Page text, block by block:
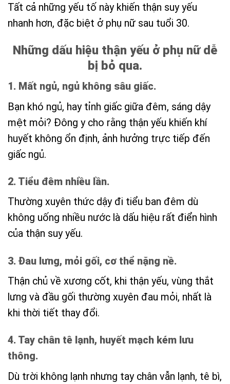
Tất cả những yếu tố này khiến thận suy yếu
nhanh hơn, đặc biệt ở phụ nữ sau tuổi 30.
Những dấu hiệu thận yếu ở phụ nữ dễ
bị bỏ qua.
1. Mất ngủ, ngủ không sâu giấc.
Bạn khó ngủ, hay tỉnh giấc giữa đêm, sáng dậy
mệt mỏi? Đông y cho rằng thận yếu khiến khí
huyết không ổn định, ảnh hưởng trực tiếp đến
giấc ngủ.
2. Tiểu đêm nhiều lần.
Thường xuyên thức dậy đi tiểu ban đêm dù
không uống nhiều nước là dấu hiệu rất điển hình
của thận suy yếu.
3. Đau lưng, mỏi gối, cơ thể nặng nề.
Thận chủ về xương cốt, khi thận yếu, vùng thắt
lưng và đầu gối thường xuyên đau mỏi, nhất là
khi thời tiết thay đổi.
4. Tay chân tê lạnh, huyết mạch kém lưu
thông.
Dù trời không lạnh nhưng tay chân vẫn lạnh, tê bì,